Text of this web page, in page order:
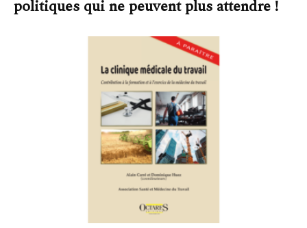
politiques qui ne peuvent plus attendre !